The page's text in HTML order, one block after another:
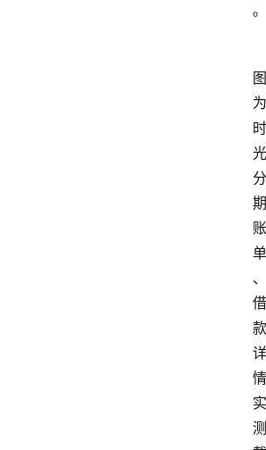
。
图
为
时
光
分
期
账
单
、
借
款
详
情
实
测